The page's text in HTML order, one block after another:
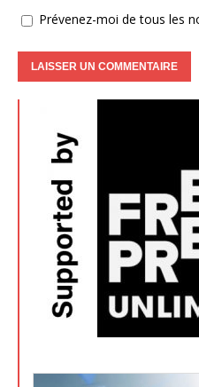
Prévenez-moi de tous les